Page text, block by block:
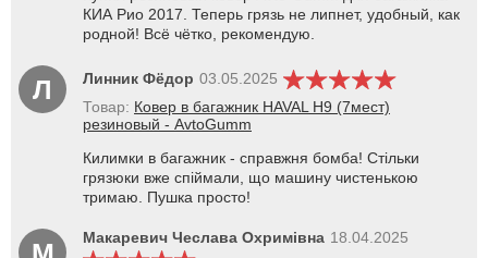
КИА Рио 2017. Теперь грязь не липнет, удобный, как
родной! Всё чётко, рекомендую.
Л Линник Фёдор 03.05.2025
Товар: Ковер в багажник HAVAL H9 (7мест)
резиновый - AvtoGumm
Килимки в багажник - справжня бомба! Стільки
грязюки вже спіймали, що машину чистенькою
тримаю. Пушка просто!
Макаревич Чеслава Охримівна 18.04.2025